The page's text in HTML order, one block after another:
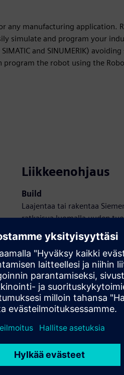
any manufacturing application.
simulate and program your
and SINUMERIK)
the robot using the
Liikkeenohjaus
Build
Laajentaa tai rakentaa
ratkaisua luomalla uuden
asiakasratkaisun
tuotteen omaan